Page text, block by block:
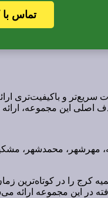
تماس با
سریع‌تر و باکیفیت‌تری
اصلی این مجموعه،
مهرشهر، محمدشهر،
کرج را در کوتاه‌ترین
در این مجموعه ارائه